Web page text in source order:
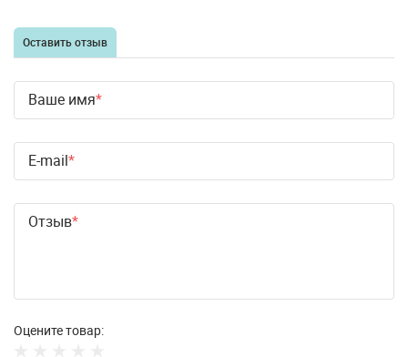
Оставить отзыв
Ваше имя
E-mail
Отзыв
Оцените товар: